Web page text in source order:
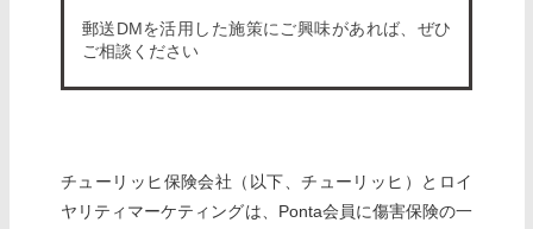
郵送DMを活用した施策にご興味があれば、ぜひ
ご相談ください
チューリッヒ保険会社（以下、チューリッヒ）とロイ
ヤリティマーケティングは、Ponta会員に傷害保険の一